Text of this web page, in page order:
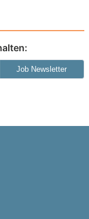
Job Newsletter